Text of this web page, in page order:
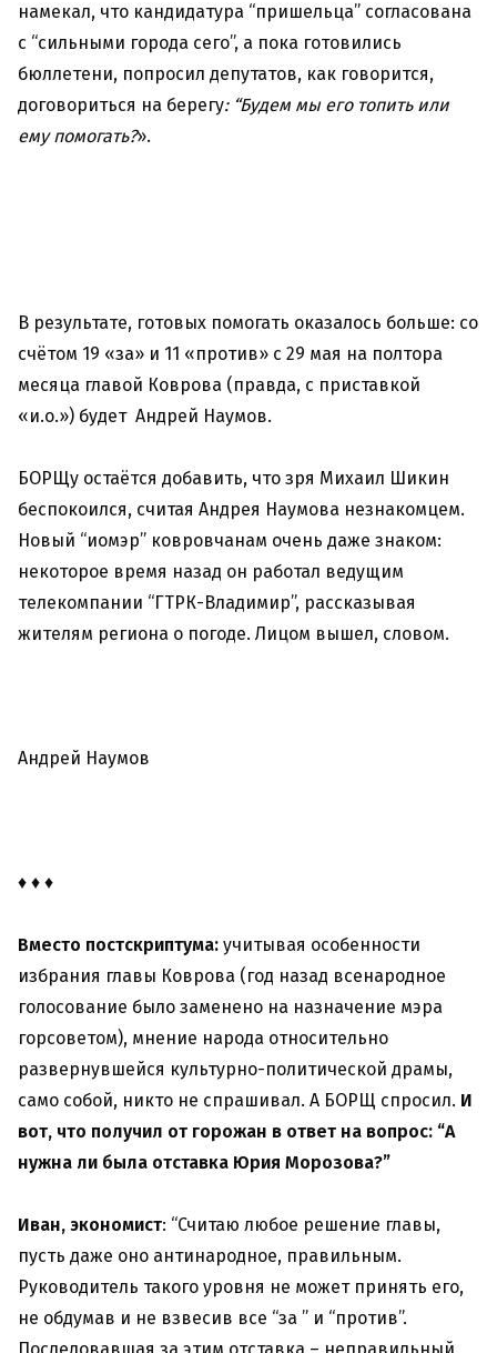
намекал, что кандидатура “пришельца” согласована
с “сильными города сего”, а пока готовились
бюллетени, попросил депутатов, как говорится,
договориться на берегу: “Будем мы его топить или
ему помогать?».
В результате, готовых помогать оказалось больше: со
счётом 19 «за» и 11 «против» с 29 мая на полтора
месяца главой Коврова (правда, с приставкой
«и.о.») будет Андрей Наумов.
БОРЩу остаётся добавить, что зря Михаил Шикин
беспокоился, считая Андрея Наумова незнакомцем.
Новый “иомэр” ковровчанам очень даже знаком:
некоторое время назад он работал ведущим
телекомпании “ГТРК-Владимир”, рассказывая
жителям региона о погоде. Лицом вышел, словом.
Андрей Наумов
♦ ♦ ♦
Вместо постскриптума: учитывая особенности
избрания главы Коврова (год назад всенародное
голосование было заменено на назначение мэра
горсоветом), мнение народа относительно
развернувшейся культурно-политической драмы,
само собой, никто не спрашивал. А БОРЩ спросил. И
вот, что получил от горожан в ответ на вопрос: “А
нужна ли была отставка Юрия Морозова?”
Иван, экономист: “Считаю любое решение главы,
пусть даже оно антинародное, правильным.
Руководитель такого уровня не может принять его,
не обдумав и не взвесив все “за ” и “против”.